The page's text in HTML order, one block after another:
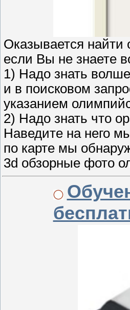
Оказывается найти
если Вы не знаете
1) Надо знать
и в поисковом
указанием
2) Надо знать что
Наведите на него
по карте мы
3d обзорные фото